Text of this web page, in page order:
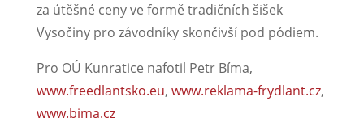
za útěšné ceny ve formě tradičních šišek
Vysočiny pro závodníky skončivší pod pódiem.
Pro OÚ Kunratice nafotil Petr Bíma,
www.freedlantsko.eu, www.reklama-frydlant.cz,
www.bima.cz